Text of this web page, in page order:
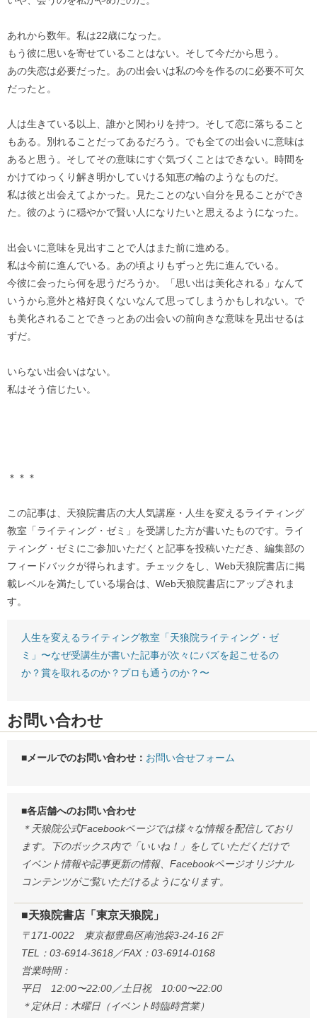
あれから数年。私は22歳になった。
もう彼に思いを寄せていることはない。そして今だから思う。
あの失恋は必要だった。あの出会いは私の今を作るのに必要不可欠
だったと。
人は生きている以上、誰かと関わりを持つ。そして恋に落ちること
もある。別れることだってあるだろう。でも全ての出会いに意味は
あると思う。そしてその意味にすぐ気づくことはできない。時間を
かけてゆっくり解き明かしていける知恵の輪のようなものだ。
私は彼と出会えてよかった。見たことのない自分を見ることができ
た。彼のように穏やかで賢い人になりたいと思えるようになった。
出会いに意味を見出すことで人はまた前に進める。
私は今前に進んでいる。あの頃よりもずっと先に進んでいる。
今彼に会ったら何を思うだろうか。「思い出は美化される」なんて
いうから意外と格好良くないなんて思ってしまうかもしれない。で
も美化されることできっとあの出会いの前向きな意味を見出せるは
ずだ。
いらない出会いはない。
私はそう信じたい。
＊＊＊
この記事は、天狼院書店の大人気講座・人生を変えるライティング
教室「ライティング・ゼミ」を受講した方が書いたものです。ライ
ティング・ゼミにご参加いただくと記事を投稿いただき、編集部の
フィードバックが得られます。チェックをし、Web天狼院書店に掲
載レベルを満たしている場合は、Web天狼院書店にアップされま
す。
人生を変えるライティング教室「天狼院ライティング・ゼ
ミ」〜なぜ受講生が書いた記事が次々にバズを起こせるの
か？賞を取れるのか？プロも通うのか？〜
お問い合わせ
■メールでのお問い合わせ： お問い合せフォーム
■各店舗へのお問い合わせ
＊天狼院公式Facebookページでは様々な情報を配信しており
ます。下のボックス内で「いいね！」をしていただくだけで
イベント情報や記事更新の情報、Facebookページオリジナル
コンテンツがご覧いただけるようになります。
■天狼院書店「東京天狼院」
〒171-0022 東京都豊島区南池袋3-24-16 2F
TEL：03-6914-3618／FAX：03-6914-0168
営業時間：
平日 12:00〜22:00／土日祝 10:00〜22:00
＊定休日：木曜日（イベント時臨時営業）